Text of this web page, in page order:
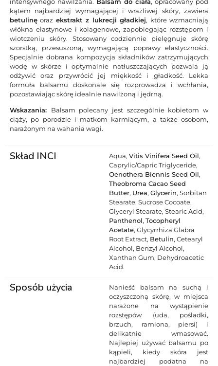
kątem najbardziej wymagającej i wrażliwej skóry, zawiera
betulinę oraz ekstrakt z lukrecji gładkiej, które wzmacniają
włókna elastynowe i kolagenowe, zapobiegając rozstępom i
wiotczeniu skóry. Stosowany codziennie pielęgnuje skórę
szorstką, przesuszoną, wymagającą poprawy elastyczności.
Specjalnie dobrana kompozycja składników zatrzymujących
wodę w skórze i optymalnie natłuszczających pozwala ją
odżywić oraz przywrócić jej miękkość i gładkość. Lekka
formuła balsamu doskonale się rozprowadza i wchłania,
pozostawiając skórę idealnie nawilżoną i jędrną.
Wskazania: Balsam polecany jest szczególnie kobietom w
ciąży, po porodzie i matkom karmiącym, a także osobom,
narażonym na wahania wagi.
Skład INCI Aqua, Vitis Vinifera Seed Oil,
Caprylic/Capric Triglyceride,
Oenothera Biennis Seed Oil,
Theobroma Cacao Seed
Butter, Urea, Glycerin, Sorbitan
Stearate, Sucrose Cocoate,
Glyceryl Stearate, Stearic Acid,
Panthenol, Tocopheryl
Acetate, Glycyrrhiza Glabra
Root Extract, Betulin, Cetearyl
Alcohol, Benzyl Alcohol,
Xanthan Gum, Dehydroacetic
Acid.
Sposób użycia
Nanieść balsam na suchą i
oczyszczoną skórę, w miejsca
narażone na wystąpienie
rozstępów (uda, pośladki,
brzuch, ramiona, piersi) i
delikatnie wmasować.
Najlepiej używać balsamu po
kąpieli, kiedy skóra jest
najbardziej podatna na